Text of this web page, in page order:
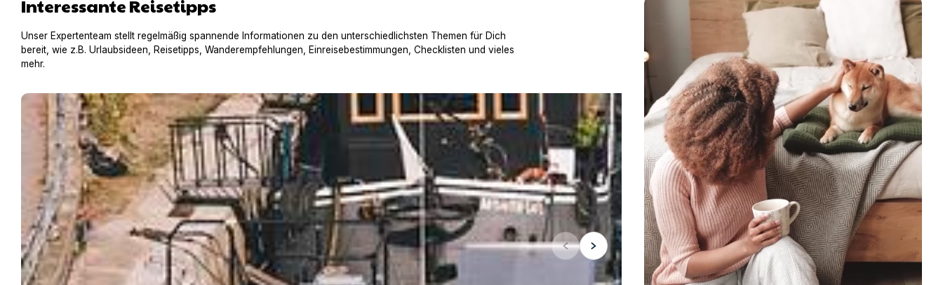
Interessante Reisetipps
Unser Expertenteam stellt regelmäßig spannende Informationen zu den unterschiedlichsten Themen für Dich
bereit, wie z.B. Urlaubsideen, Reisetipps, Wanderempfehlungen, Einreisebestimmungen, Checklisten und vieles
mehr.
Hausboot mit Hund